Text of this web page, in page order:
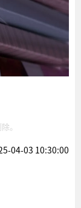
。
04-03 10:30:00